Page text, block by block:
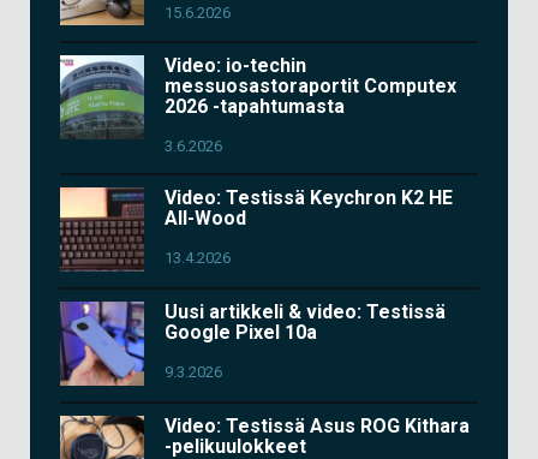
15.6.2026
Video: io-techin
messuosastoraportit Computex
2026 -tapahtumasta
3.6.2026
Video: Testissä Keychron K2 HE
All-Wood
13.4.2026
Uusi artikkeli & video: Testissä
Google Pixel 10a
9.3.2026
Video: Testissä Asus ROG Kithara
-pelikuulokkeet